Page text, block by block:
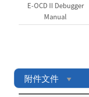
E-OCD II Debugger
Manual
附件文件